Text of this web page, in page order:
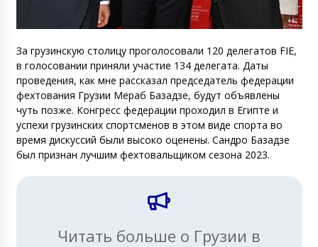
За грузинскую столицу проголосовали 120 делегатов FIE,
в голосовании приняли участие 134 делегата. Даты
проведения, как мне рассказал председатель федерации
фехтования Грузии Мераб Базадзе, будут объявлены
чуть позже. Конгресс федерации проходил в Египте и
успехи грузинских спортсменов в этом виде спорта во
время дискуссий были высоко оценены. Сандро Базадзе
был признан лучшим фехтовальщиком сезона 2023.
Читать больше о Грузии в